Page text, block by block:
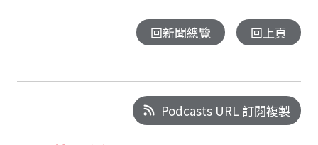
回新聞總覽 回上頁
Podcasts URL 訂閱複製